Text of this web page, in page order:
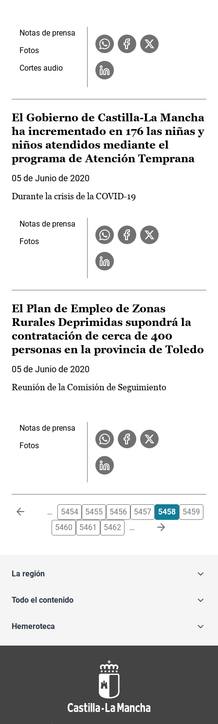
Notas de prensa
Fotos
Cortes audio
El Gobierno de Castilla-La Mancha
ha incrementado en 176 las niñas y
niños atendidos mediante el
programa de Atención Temprana
05 de Junio de 2020
Durante la crisis de la COVID-19
Notas de prensa
Fotos
El Plan de Empleo de Zonas
Rurales Deprimidas supondrá la
contratación de cerca de 400
personas en la provincia de Toledo
05 de Junio de 2020
Reunión de la Comisión de Seguimiento
Notas de prensa
Fotos
Paginación … 5454 5455 5456 5457 5458
5459
5460
5461 5462 …
La región
Todo el contenido
Hemeroteca